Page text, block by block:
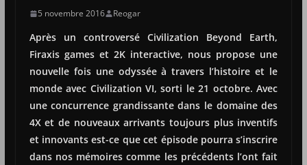
5 novembre 2016 Reogar
Après un controversé Civilization Beyond Earth,
Firaxis games et 2K interactive, nous propose une
nouvelle fois une odyssée à travers l’histoire et le
monde avec Civilization VI, sorti le 21 octobre. Avec
une concurrence grandissante dans le domaine des
4X et de nouveaux arrivants toujours plus inventifs
et innovants est-ce que cet épisode pourra s’inscrire
dans nos mémoires comme les précédents l’ont fait